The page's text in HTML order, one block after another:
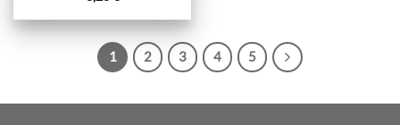
1 2 3 4 5